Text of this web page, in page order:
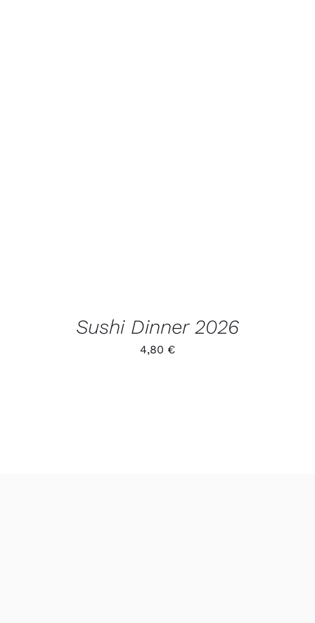
Sushi Dinner 2026
4,80 €